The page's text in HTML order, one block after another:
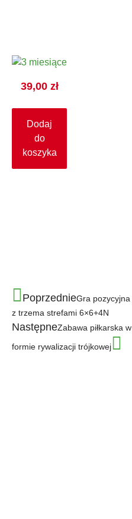
39,00 zł
Dodaj
do
koszyka
PoprzednieGra pozycyjna
z trzema strefami 6×6+4N
NastępneZabawa piłkarska w
formie rywalizacji trójkowej